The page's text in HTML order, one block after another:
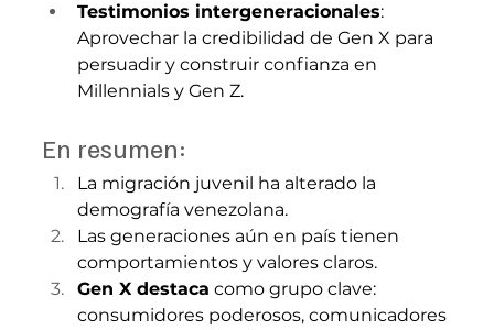
Testimonios intergeneracionales:
Aprovechar la credibilidad de Gen X para
persuadir y construir confianza en
Millennials y Gen Z.
En resumen:
La migración juvenil ha alterado la
demografía venezolana.
Las generaciones aún en país tienen
comportamientos y valores claros.
Gen X destaca como grupo clave:
consumidores poderosos, comunicadores